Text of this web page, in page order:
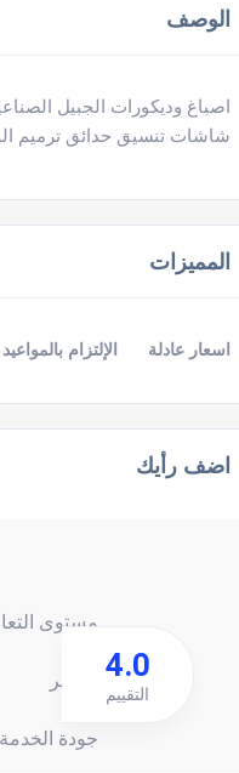
الوصف
اصباغ وديكورات الجبيل
شاشات تنسيق حدائق ترميم
المميزات
اسعار عادلة الإلتزام بالمواعيد
اضف رأيك
مستوى
السعر
جودة الخدمة
4.0
التقييم